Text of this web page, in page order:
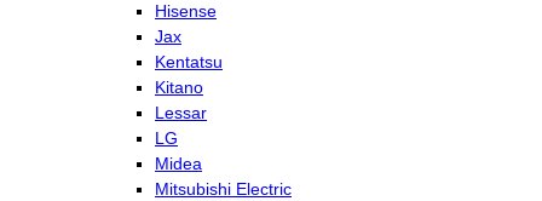
Hisense
Jax
Kentatsu
Kitano
Lessar
LG
Midea
Mitsubishi Electric